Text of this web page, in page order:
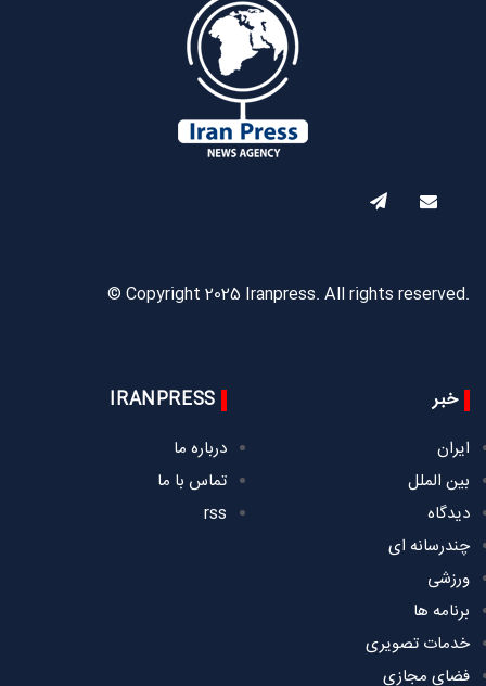
© Copyright 2025 Iranpress. All rights reserved.
خبر
ایران
بین الملل
دیدگاه
چندرسانه ای
ورزشی
برنامه ها
خدمات تصویری
فضای مجازی
IRANPRESS
درباره ما
تماس با ما
rss